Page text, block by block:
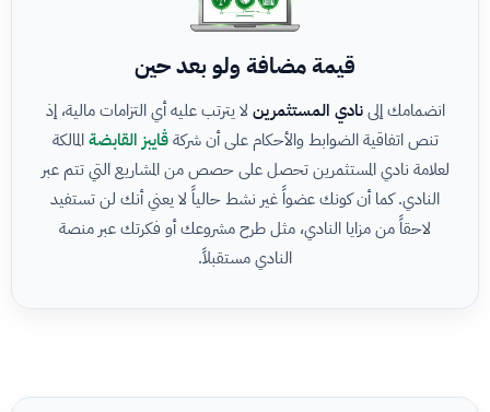
قيمة مضافة ولو بعد حين
انضمامك إلىنادي المستثمرين لا يترتب عليه أي التزامات مالية، إذ
تنص اتفاقية الضوابط والأحكام على أن شركةڤايبز القابضةالمالكة
لعلامة نادي المستثمرين تحصل على حصص من المشاريع التي تتم عبر
النادي. كما أن كونك عضواً غير نشط حالياً لا يعني أنك لن تستفيد
لاحقاً من مزايا النادي، مثل طرح مشروعك أو فكرتك عبر منصة
النادي مستقبلاً.